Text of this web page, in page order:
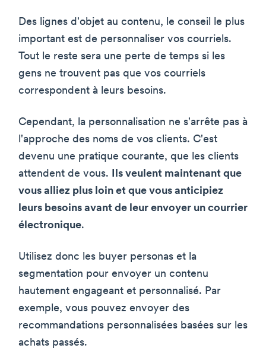
Des lignes d'objet au contenu, le conseil le plus
important est de personnaliser vos courriels.
Tout le reste sera une perte de temps si les
gens ne trouvent pas que vos courriels
correspondent à leurs besoins.
Cependant, la personnalisation ne s'arrête pas à
l'approche des noms de vos clients. C'est
devenu une pratique courante, que les clients
attendent de vous. Ils veulent maintenant que
vous alliez plus loin et que vous anticipiez
leurs besoins avant de leur envoyer un courrier
électronique.
Utilisez donc les buyer personas et la
segmentation pour envoyer un contenu
hautement engageant et personnalisé. Par
exemple, vous pouvez envoyer des
recommandations personnalisées basées sur les
achats passés.